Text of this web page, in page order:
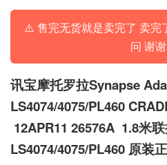
⚠️ 售完无货就是卖完了 卖完
问 谢
讯宝摩托罗拉Synapse
LS4074/4075/PL460
12APR11 26576A 1.8米
LS4074/4075/PL460 原装